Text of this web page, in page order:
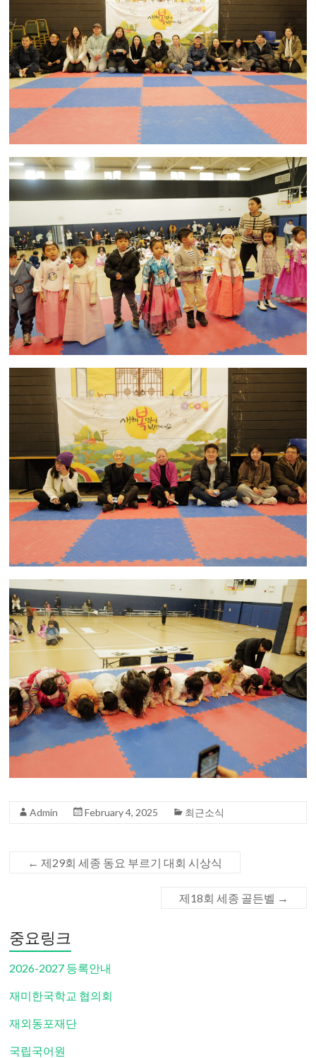
Admin February 4, 2025 최근소식
← 제29회 세종 동요 부르기 대회 시상식
제18회 세종 골든벨 →
중요링크
2026-2027 등록안내
재미한국학교 협의회
재외동포재단
국립국어원